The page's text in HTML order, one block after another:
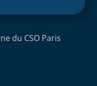
du CSO Paris